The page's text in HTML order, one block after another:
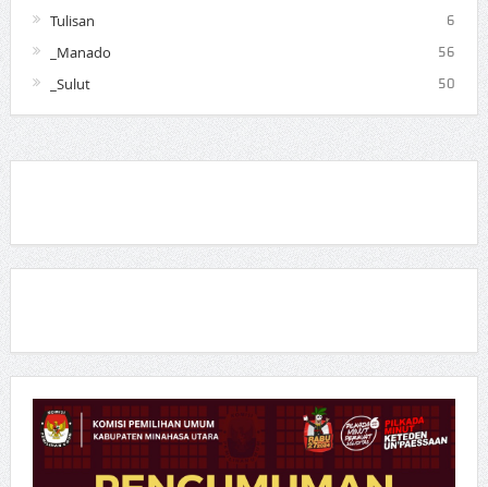
Tulisan 6
_Manado 56
_Sulut 50